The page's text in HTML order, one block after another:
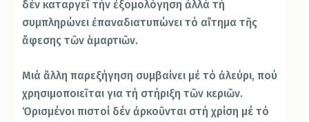
δέν καταργεῖ τήν ἐξομολόγηση ἀλλά τή
συμπληρώνει ἐπαναδιατυπώνει τό αἴτημα τῆς
ἄφεσης τῶν ἁμαρτιῶν.
Μιά ἄλλη παρεξήγηση συμβαίνει μέ τό ἀλεύρι, πού
χρησιμοποιεῖται για τή στήριξη τῶν κεριῶν.
Ὁρισμένοι πιστοί δέν ἀρκοῦνται στή χρίση μέ τό